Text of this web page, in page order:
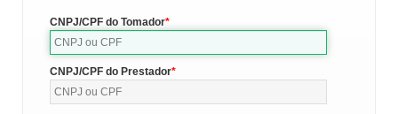
CNPJ/CPF do Tomador
CNPJ/CPF do Prestador